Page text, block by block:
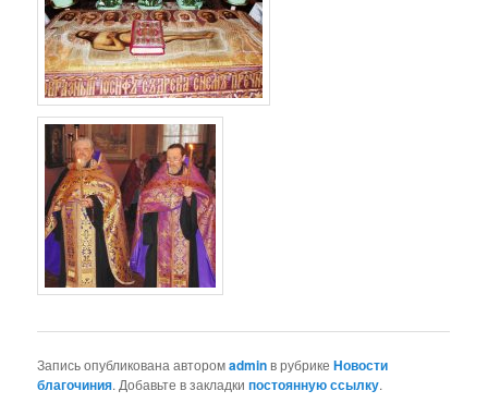
Запись опубликована авторомadminв рубрикеНовости
благочиния. Добавьте в закладкипостоянную ссылку.